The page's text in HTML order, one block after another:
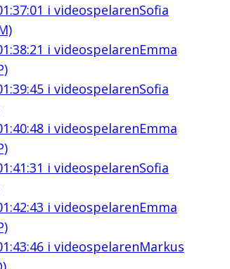
i videospelarenSofia
i videospelarenEmma
i videospelarenSofia
i videospelarenEmma
i videospelarenSofia
i videospelarenEmma
i videospelarenMarkus